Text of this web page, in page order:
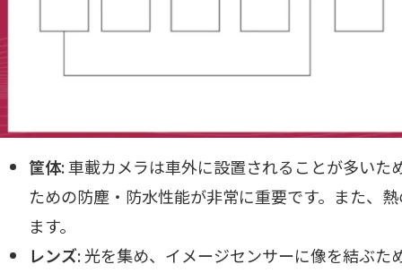
筐体: 車載カメラは車外に設置されることが多いた
ための防塵・防水性能が非常に重要です。また、
ます。
レンズ: 光を集め、イメージセンサーに像を結ぶた